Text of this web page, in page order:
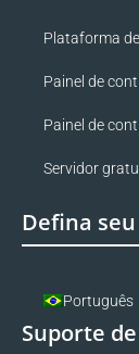
Plataforma
Painel de
Painel de
Servidor
Defina
Português
Suporte